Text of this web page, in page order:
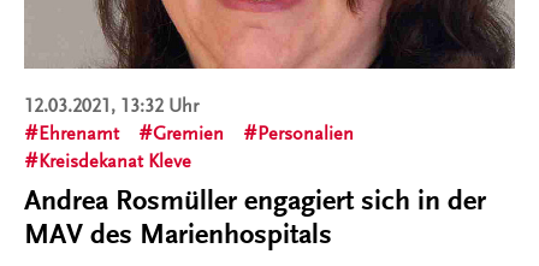
12.03.2021, 13:32 Uhr
Ehrenamt
Gremien
Personalien
Kreisdekanat Kleve
Andrea Rosmüller engagiert sich in der
MAV des Marienhospitals